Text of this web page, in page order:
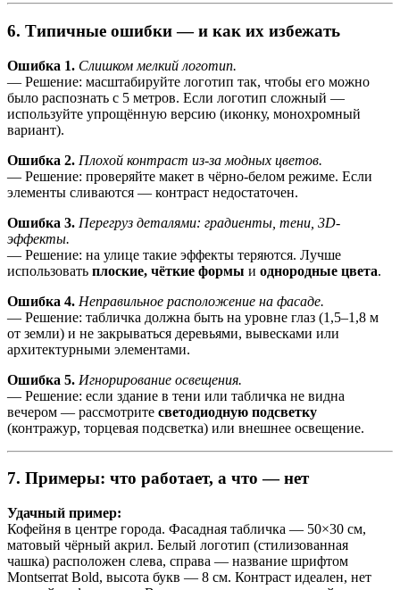
6. Типичные ошибки — и как их избежать
Ошибка 1. Слишком мелкий логотип.
— Решение: масштабируйте логотип так, чтобы его можно
было распознать с 5 метров. Если логотип сложный —
используйте упрощённую версию (иконку, монохромный
вариант).
Ошибка 2. Плохой контраст из-за модных цветов.
— Решение: проверяйте макет в чёрно-белом режиме. Если
элементы сливаются — контраст недостаточен.
Ошибка 3. Перегруз деталями: градиенты, тени, 3D-
эффекты.
— Решение: на улице такие эффекты теряются. Лучше
использовать плоские, чёткие формы и однородные цвета.
Ошибка 4. Неправильное расположение на фасаде.
— Решение: табличка должна быть на уровне глаз (1,5–1,8 м
от земли) и не закрываться деревьями, вывесками или
архитектурными элементами.
Ошибка 5. Игнорирование освещения.
— Решение: если здание в тени или табличка не видна
вечером — рассмотрите светодиодную подсветку
(контражур, торцевая подсветка) или внешнее освещение.
7. Примеры: что работает, а что — нет
Удачный пример:
Кофейня в центре города. Фасадная табличка — 50×30 см,
матовый чёрный акрил. Белый логотип (стилизованная
чашка) расположен слева, справа — название шрифтом
Montserrat Bold, высота букв — 8 см. Контраст идеален, нет